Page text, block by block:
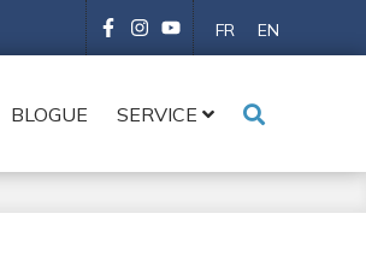
FR EN
BLOGUE SERVICE